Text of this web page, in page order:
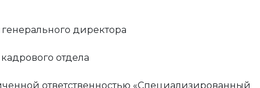
директора
отдела
ответственностью «Специализированный